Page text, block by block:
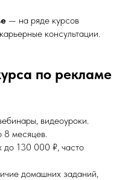
— на ряде курсов
консультации.
по рекламе
видеоуроки.
8 месяцев.
до 130 000 ₽, часто
домашних заданий,